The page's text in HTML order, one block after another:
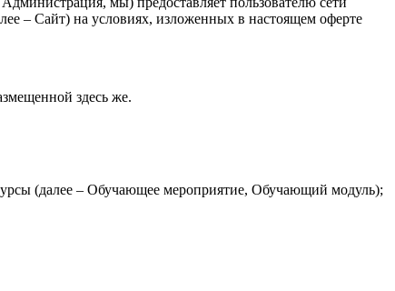
– Сайт) на условиях, изложенных в настоящем оферте
здесь же.
(далее – Обучающее мероприятие, Обучающий модуль);